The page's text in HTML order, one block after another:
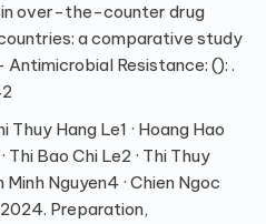
in over-the-counter drug
a comparative study
Antimicrobial Resistance: (): .
Thuy Hang Le1 · Hoang Hao
Thi Bao Chi Le2 · Thi Thuy
Minh Nguyen4 · Chien Ngoc
2024. Preparation,